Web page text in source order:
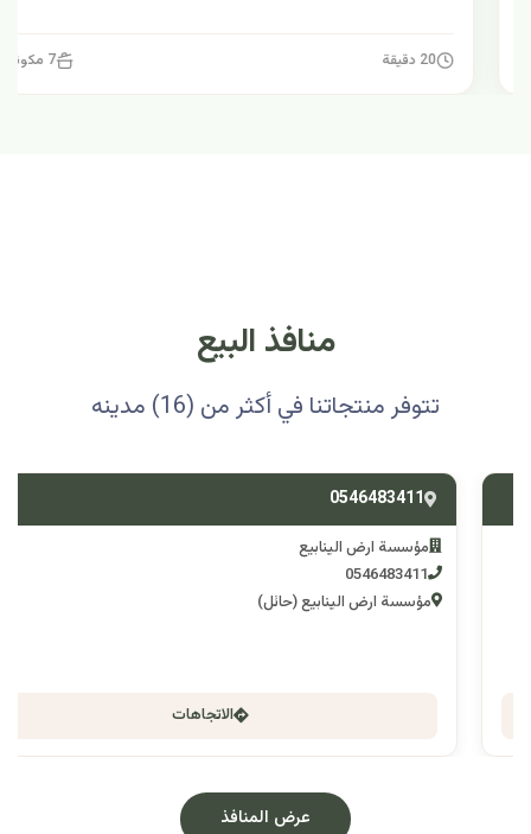
منافذ البيع
تتوفر منتجاتنا في أكثر من (16) مدينه
0546483411
مؤسسة ارض الينابيع
0546483411
مؤسسة ارض الينابيع (حائل)
الاتجاهات
عرض المنافذ